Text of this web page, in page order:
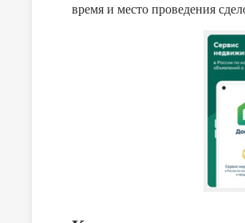
время и место проведения